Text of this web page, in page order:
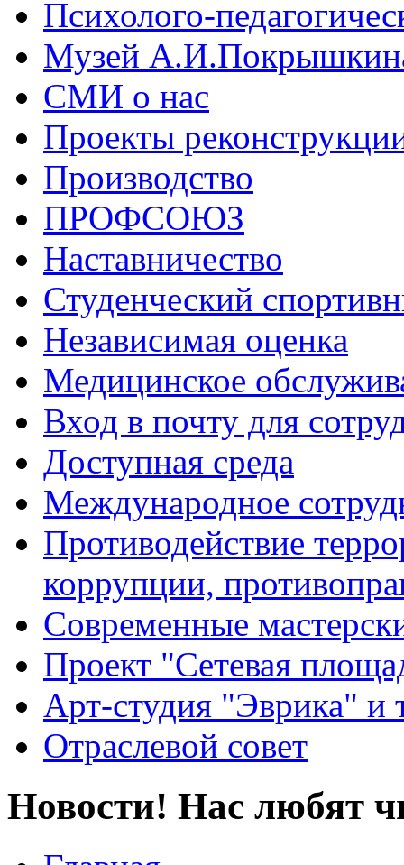
Психолого-
Музей
СМИ о нас
Проекты
Производство
ПРОФСОЮЗ
Наставничество
Студенческий
Независимая оценка
Медицинское
Вход в почту для
Доступная среда
Международное
Противодействие
коррупции,
Современные
Проект "Сетевая
Арт-студия "Эврика" и
Отраслевой совет
Новости! Нас любят